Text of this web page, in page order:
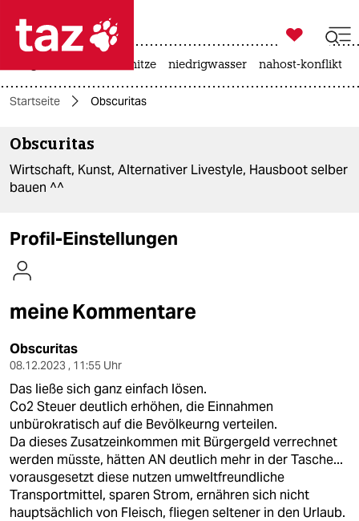
 taz zahl ich
taz zahl ich
themen
politik
sport
berlin
nord
wahrheit
verlag
verlag

taz zahl ich
hitze niedrigwasser nahost-konflikt
Startseite Obscuritas
Obscuritas
Wirtschaft, Kunst, Alternativer Livestyle, Hausboot selber
bauen ^^
Profil-Einstellungen
meine Kommentare
Obscuritas
08.12.2023 , 11:55 Uhr
Das ließe sich ganz einfach lösen.
Co2 Steuer deutlich erhöhen, die Einnahmen
unbürokratisch auf die Bevölkeurng verteilen.
Da dieses Zusatzeinkommen mit Bürgergeld verrechnet
werden müsste, hätten AN deutlich mehr in der Tasche...
vorausgesetzt diese nutzen umweltfreundliche
Transportmittel, sparen Strom, ernähren sich nicht
hauptsächlich von Fleisch, fliegen seltener in den Urlaub.